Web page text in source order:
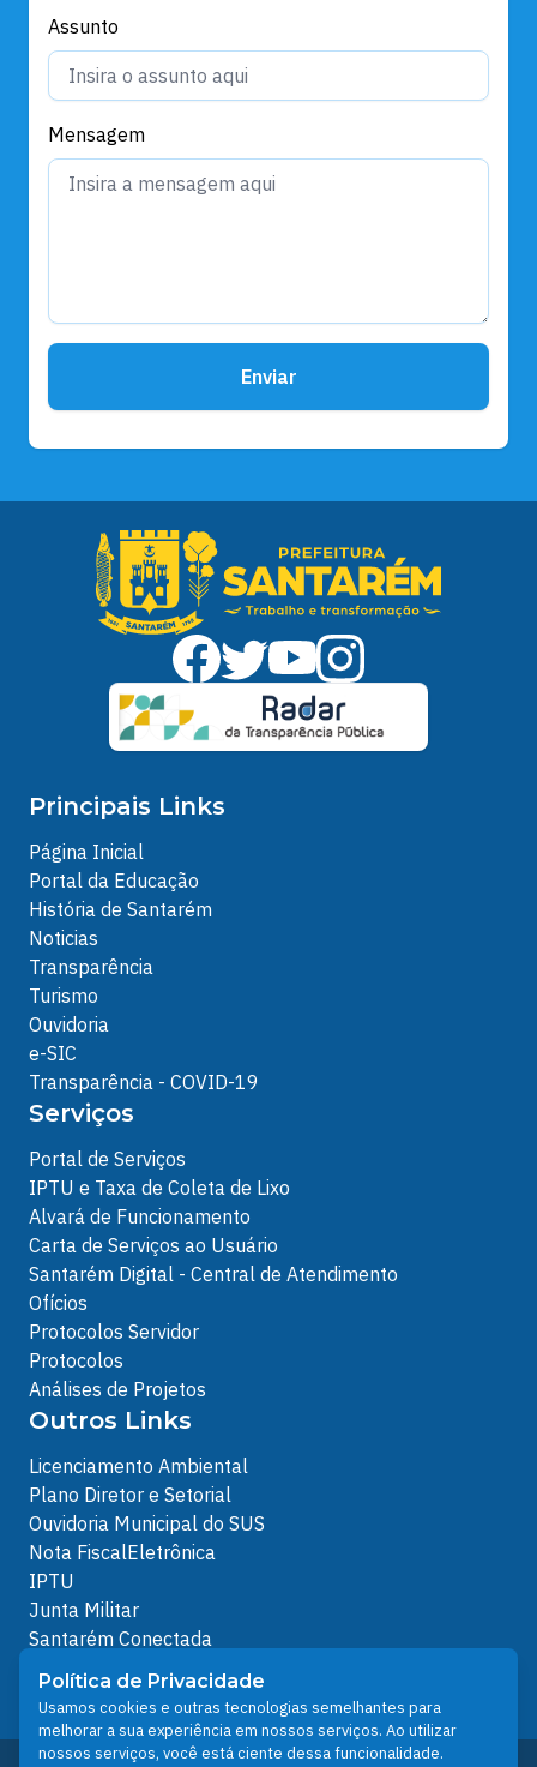
Assunto
Mensagem
Enviar
Principais Links
Página Inicial
Portal da Educação
História de Santarém
Noticias
Transparência
Turismo
Ouvidoria
e-SIC
Transparência - COVID-19
Serviços
Portal de Serviços
IPTU e Taxa de Coleta de Lixo
Alvará de Funcionamento
Carta de Serviços ao Usuário
Santarém Digital - Central de Atendimento
Ofícios
Protocolos Servidor
Protocolos
Análises de Projetos
Outros Links
Licenciamento Ambiental
Plano Diretor e Setorial
Ouvidoria Municipal do SUS
Nota FiscalEletrônica
IPTU
Junta Militar
Santarém Conectada
Política de Privacidade
People illustrations by Storyset
Política de Privacidade
Usamos cookies e outras tecnologias semelhantes para
melhorar a sua experiência em nossos serviços. Ao utilizar
nossos serviços, você está ciente dessa funcionalidade.